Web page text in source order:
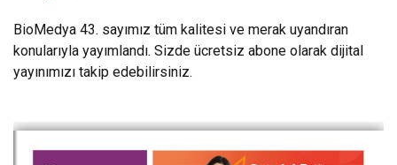
BioMedya 43. sayımız tüm kalitesi ve merak uyandıran
konularıyla yayımlandı. Sizde ücretsiz abone olarak dijital
yayınımızı takip edebilirsiniz.